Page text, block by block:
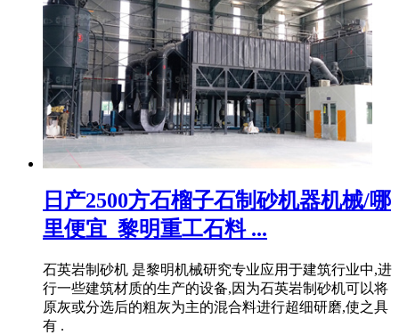
日产2500方石榴子石制砂机器机械/哪
里便宜_黎明重工石料 ...
石英岩制砂机 是黎明机械研究专业应用于建筑行业中,进
行一些建筑材质的生产的设备,因为石英岩制砂机可以将
原灰或分选后的粗灰为主的混合料进行超细研磨,使之具
有 .